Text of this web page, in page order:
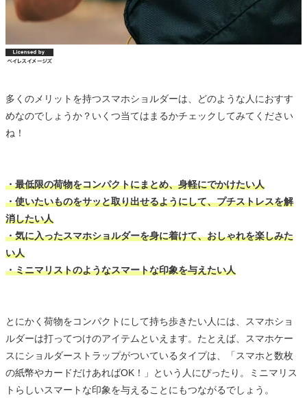
多くのメリットを持つスマホショルダーは、どのような人におすす
めなのでしょうか？いくつ当てはまるかチェックしてみてください
ね！
・最低限の荷物をコンパクトにまとめ、身軽にでかけたい人
・使いたいものをサッと取り出せるようにして、プチストレスを解
消したい人
・気に入ったスマホショルダーを身に着けて、おしゃれを楽しみた
い人
・ミニマリストのようなスマートな印象を与えたい人
とにかく荷物をコンパクトにして持ち歩きたい人には、スマホショ
ルダーは打ってつけのアイテムといえます。たとえば、スマホケー
スにショルダーストラップがついているタイプは、「スマホと数枚
の紙幣やカードだけあればOK！」という人にぴったり。ミニマリス
トらしいスマートな印象を与えることにもつながるでしょう。